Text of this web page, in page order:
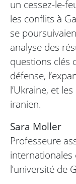
un cessez-le-
les conflits à
se
analyse des
questions clés
défense,
l’Ukraine, et
iranien.
Sara Moller
Professeure
internationales
l’université de